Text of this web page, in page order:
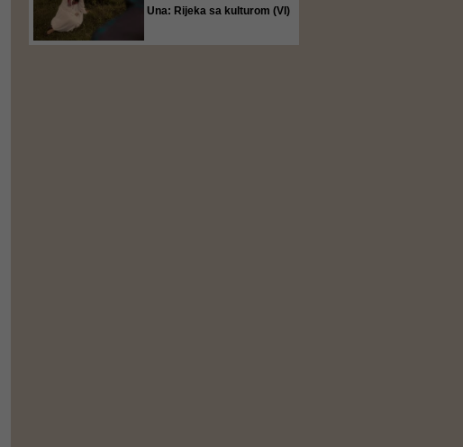
Una: Rijeka sa kulturom (VI)